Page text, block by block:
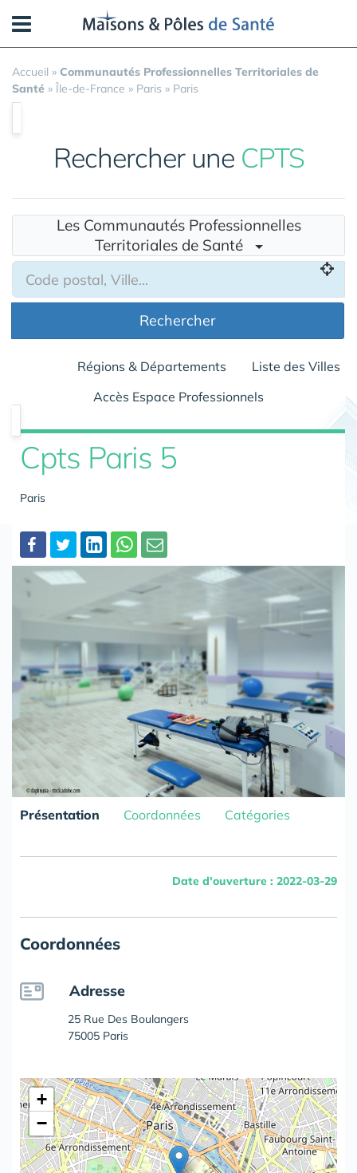
Accueil » Communautés Professionnelles Territoriales de
Santé » Île-de-France » Paris » Paris
Rechercher une CPTS
Les Communautés Professionnelles
Territoriales de Santé
Rechercher
Régions & Départements
Liste des Villes
Accès Espace Professionnels
Cpts Paris 5
Paris
Partager
Présentation Coordonnées Catégories
Date d'ouverture : 2022-03-29
Coordonnées
Adresse
25 Rue Des Boulangers
75005 Paris
+
−
Panneau de gestion des cookies